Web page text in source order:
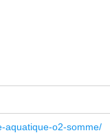
aquatique-o2-somme/